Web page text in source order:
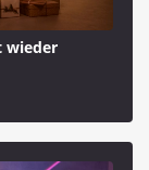
wieder